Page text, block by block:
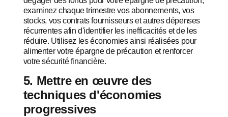
examinez chaque trimestre vos abonnements, vos
stocks, vos contrats fournisseurs et autres dépenses
récurrentes afin d'identifier les inefficacités et de les
réduire. Utilisez les économies ainsi réalisées pour
alimenter votre épargne de précaution et renforcer
votre sécurité financière.
5. Mettre en œuvre des
techniques d'économies
progressives